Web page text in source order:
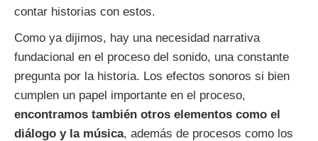
contar historias con estos.
Como ya dijimos, hay una necesidad narrativa
fundacional en el proceso del sonido, una constante
pregunta por la historia. Los efectos sonoros si bien
cumplen un papel importante en el proceso,
encontramos también otros elementos como el
diálogo y la música, además de procesos como los